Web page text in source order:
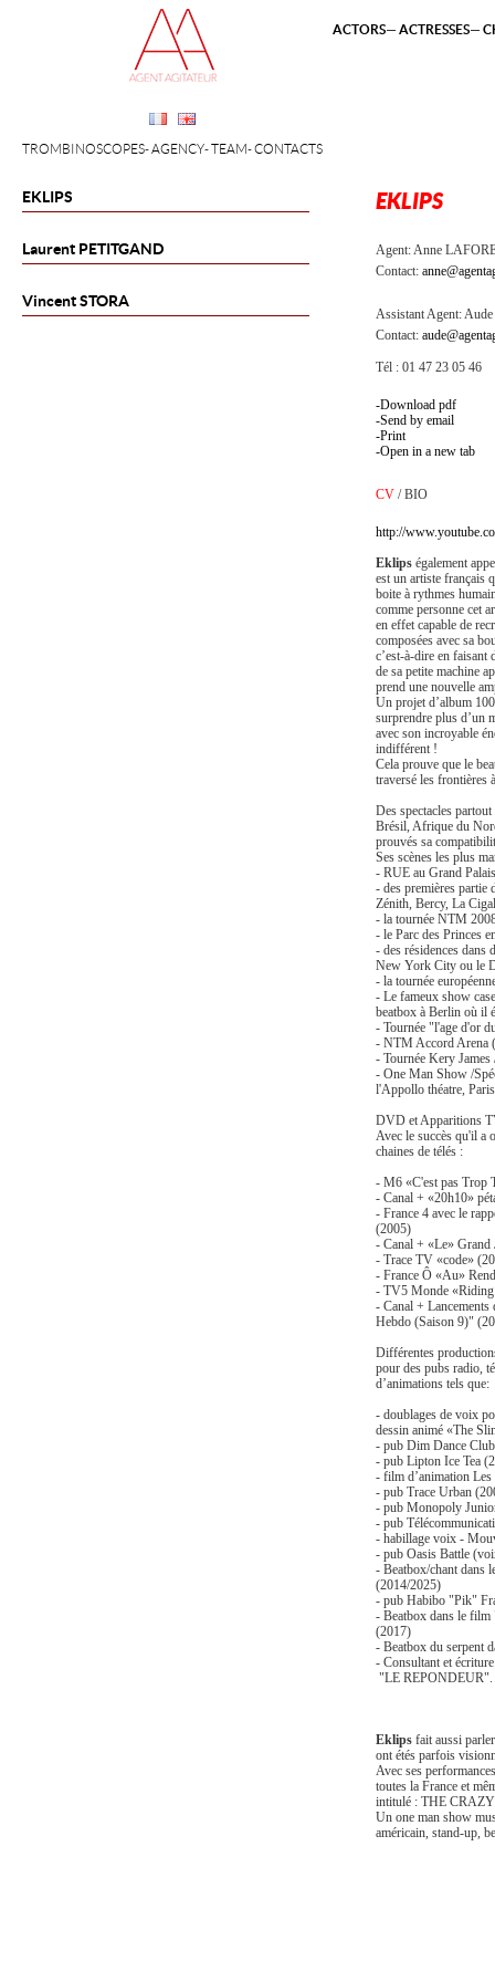
EKLIPS
Laurent PETITGAND
VincentSTORA
TROMBINOSCOPES AGENCY TEAM CONTACTS
ACTORS ACTRESSES
EKLIPS
Agent:Anne
Contact:
Assistant Agent:Aude
Contact:
Tél : 01 47 23 05 46
Download pdf
Send by email
Print
Open in a new tab
CV /BIO
http://
Eklips également
est un artiste français
boite à rythmes
comme personne cet
en effet capable de
composées avec sa
c’est-à-dire en faisant
de sa petite machine
prend une nouvelle
Un projet d’album
surprendre plus d’un
avec son incroyable
indifférent !
Cela prouve que le
traversé les frontières
Des spectacles
Brésil, Afrique du
prouvés sa
Ses scènes les plus
- RUE au Grand
- des premières partie
Zénith, Bercy, La
- la tournée NTM
- le Parc des Princes
- des résidences
New York City ou le
- la tournée
- Le fameux show
beatbox à Berlin où il
- Tournée "l'age d'or
- NTM Accord Arena
- Tournée Kery
- One Man Show /
l'Appollo théatre,
DVD et Apparitions
Avec le succès qu'il a
chaines de télés :
- M6 «C'est pas Trop
- Canal + «20h10»
- France 4 avec le
(2005)
- Canal + «Le» Grand
- Trace TV «code»
- France Ô «Au»
- TV5 Monde
- Canal + Lancements
Hebdo (Saison 9)"
Différentes
pour des pubs radio,
d’animations tels que:
- doublages de voix
dessin animé «The
- pub Dim Dance
- pub Lipton Ice Tea
- film d’animation
- pub Trace Urban
- pub Monopoly
- pub
- habillage voix -
- pub Oasis Battle
- Beatbox/chant dans
(2014/2025)
- pub Habibo "Pik"
- Beatbox dans le
(2017)
- Beatbox du serpent
- Consultant et
"LE REPONDEUR".
Eklips fait aussi
ont étés parfois
Avec ses
toutes la France et
intitulé : THE
Un one man show
américain, stand-up,